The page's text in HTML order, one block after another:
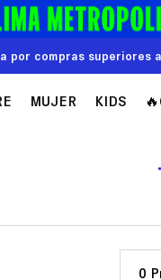
por compras superiores
MUJER KIDS
0